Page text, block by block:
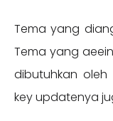
Tema yang
Tema yang
dibutuhkan
key updatenya